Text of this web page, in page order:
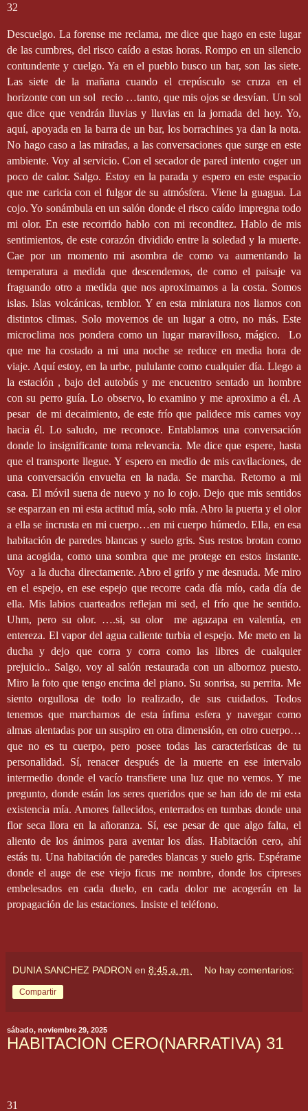
32
Descuelgo. La forense me reclama, me dice que hago en este lugar
de las cumbres, del risco caído a estas horas. Rompo en un silencio
contundente y cuelgo. Ya en el pueblo busco un bar, son las siete.
Las siete de la mañana cuando el crepúsculo se cruza en el
horizonte con un sol recio …tanto, que mis ojos se desvían. Un sol
que dice que vendrán lluvias y lluvias en la jornada del hoy. Yo,
aquí, apoyada en la barra de un bar, los borrachines ya dan la nota.
No hago caso a las miradas, a las conversaciones que surge en este
ambiente. Voy al servicio. Con el secador de pared intento coger un
poco de calor. Salgo. Estoy en la parada y espero en este espacio
que me caricia con el fulgor de su atmósfera. Viene la guagua. La
cojo. Yo sonámbula en un salón donde el risco caído impregna todo
mi olor. En este recorrido hablo con mi reconditez. Hablo de mis
sentimientos, de este corazón dividido entre la soledad y la muerte.
Cae por un momento mi asombra de como va aumentando la
temperatura a medida que descendemos, de como el paisaje va
fraguando otro a medida que nos aproximamos a la costa. Somos
islas. Islas volcánicas, temblor. Y en esta miniatura nos liamos con
distintos climas. Solo movernos de un lugar a otro, no más. Este
microclima nos pondera como un lugar maravilloso, mágico.
Lo
que me ha costado a mi una noche se reduce en media hora de
viaje. Aquí estoy, en la urbe, pululante como cualquier día. Llego a
la estación , bajo del autobús y me encuentro sentado un hombre
con su perro guía. Lo observo, lo examino y me aproximo a él. A
pesar de mi decaimiento, de este frío que palidece mis carnes voy
hacia él. Lo saludo, me reconoce. Entablamos una conversación
donde lo insignificante toma relevancia. Me dice que espere, hasta
que el transporte llegue. Y espero en medio de mis cavilaciones, de
una conversación envuelta en la nada. Se marcha. Retorno a mi
casa. El móvil suena de nuevo y no lo cojo. Dejo que mis sentidos
se esparzan en mi esta actitud mía, solo mía. Abro la puerta y el olor
a ella se incrusta en mi cuerpo…en mi cuerpo húmedo. Ella, en esa
habitación de paredes blancas y suelo gris. Sus restos brotan como
una acogida, como una sombra que me protege en estos instante.
Voy a la ducha directamente. Abro el grifo y me desnuda. Me miro
en el espejo, en ese espejo que recorre cada día mío, cada día de
ella. Mis labios cuarteados reflejan mi sed, el frío que he sentido.
Uhm, pero su olor. ….si, su olor
me agazapa en valentía, en
entereza. El vapor del agua caliente turbia el espejo. Me meto en la
ducha y dejo que corra y corra como las libres de cualquier
prejuicio.. Salgo, voy al salón restaurada con un albornoz puesto.
Miro la foto que tengo encima del piano. Su sonrisa, su perrita. Me
siento orgullosa de todo lo realizado, de sus cuidados. Todos
tenemos que marcharnos de esta ínfima esfera y navegar como
almas alentadas por un suspiro en otra dimensión, en otro cuerpo…
que no es tu cuerpo, pero posee todas las características de tu
personalidad. Sí, renacer después de la muerte en ese intervalo
intermedio donde el vacío transfiere una luz que no vemos. Y me
pregunto, donde están los seres queridos que se han ido de mi esta
existencia mía. Amores fallecidos, enterrados en tumbas donde una
flor seca llora en la añoranza. Sí, ese pesar de que algo falta, el
aliento de los ánimos para aventar los días. Habitación cero, ahí
estás tu. Una habitación de paredes blancas y suelo gris. Espérame
donde el auge de ese viejo ficus me nombre, donde los cipreses
embelesados en cada duelo, en cada dolor me acogerán en la
propagación de las estaciones. Insiste el teléfono.
DUNIA SANCHEZ PADRON en 8:45 a. m. No hay comentarios:
Compartir
sábado, noviembre 29, 2025
HABITACION CERO(NARRATIVA) 31
31